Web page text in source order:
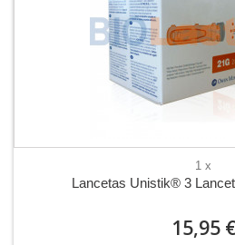
1 x
Lancetas Unistik® 3
15,95 €